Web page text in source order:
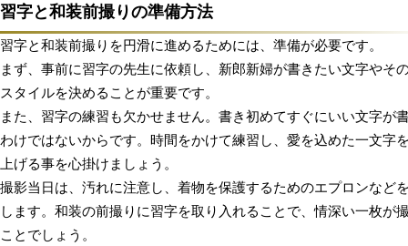
習字と和装前撮りの準備方法
習字と和装前撮りを円滑に進めるためには、準備が必要です。
まず、事前に習字の先生に依頼し、新郎新婦が書きたい文字やそ
スタイルを決めることが重要です。
また、習字の練習も欠かせません。書き初めてすぐにいい文字が
わけではないからです。時間をかけて練習し、愛を込めた一文字
上げる事を心掛けましょう。
撮影当日は、汚れに注意し、着物を保護するためのエプロンなど
します。和装の前撮りに習字を取り入れることで、情深い一枚が
ことでしょう。